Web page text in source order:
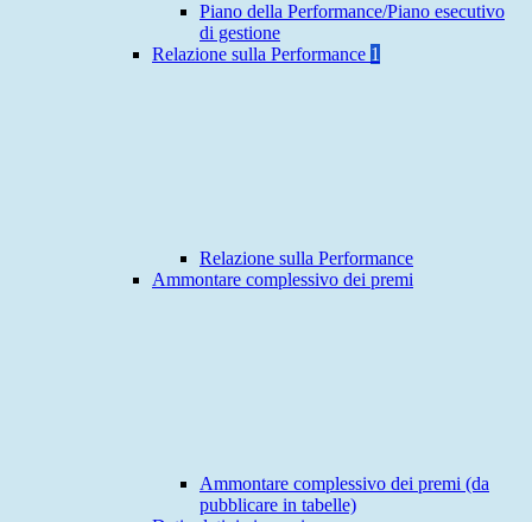
Piano della Performance/Piano esecutivo
di gestione
Relazione sulla Performance 1
Relazione sulla Performance
Ammontare complessivo dei premi
Ammontare complessivo dei premi (da
pubblicare in tabelle)